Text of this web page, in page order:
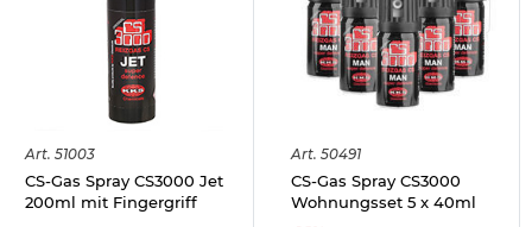
Art. 51003
CS-Gas Spray CS3000 Jet
200ml mit Fingergriff
Art. 50491
CS-Gas Spray CS3000
Wohnungsset 5 x 40ml